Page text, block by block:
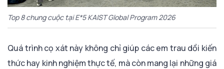
Top 8 chung cuộc tại E*5 KAIST Global Program 2026
Quá trình cọ xát này không chỉ giúp các em trau dồi kiến
thức hay kinh nghiệm thực tế, mà còn mang lại những giá